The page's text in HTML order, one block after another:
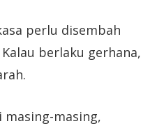
perlu disembah
berlaku gerhana,
masing,